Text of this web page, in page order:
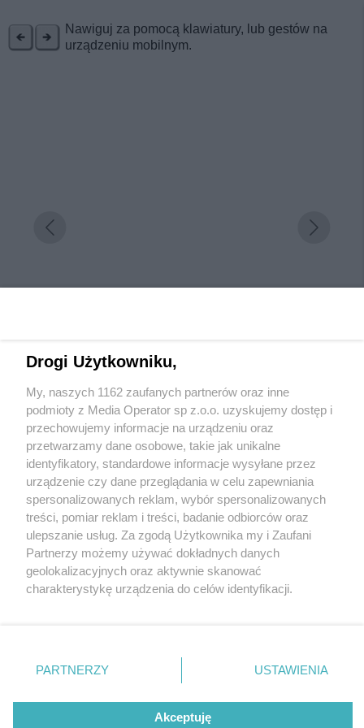
Nawiguj za pomocą klawiatury, lub gestów na
urządzeniu mobilnym.
Propozycje Ślązaga na każdą porę roku
5 / 1
Wydawca mediów lokalnych
Nie zapomnij
zapoznać się z:
polityką prywatności regulamin korzystania z portali
Twojemiasto
Piekary Śląskie
Chorzów
Tarnowskie Góry
Gliwice
Skontakuj sięz nami
Kontakt
Wydawca
Redakcja
Drogi Użytkowniku,
My, naszych 1162 zaufanych partnerów oraz inne
podmioty z Media Operator sp z.o.o. uzyskujemy dostęp i
przechowujemy informacje na urządzeniu oraz
przetwarzamy dane osobowe, takie jak unikalne
identyfikatory, standardowe informacje wysyłane przez
urządzenie czy dane przeglądania w celu zapewniania
spersonalizowanych reklam, wybór spersonalizowanych
treści, pomiar reklam i treści, badanie odbiorców oraz
ulepszanie usług. Za zgodą Użytkownika my i Zaufani
Partnerzy możemy używać dokładnych danych
geolokalizacyjnych oraz aktywnie skanować
charakterystykę urządzenia do celów identyfikacji.
zmienić/wycofać klikając przycisk ustawień prywatności
znajdujący się w lewym dolnym rogu strony
rodzaje przetwarzania danych nie wymagają zgody
użytkownika, ale masz prawo sprzeciwić się takiemu
PARTNERZY USTAWIENIA
Akceptuję